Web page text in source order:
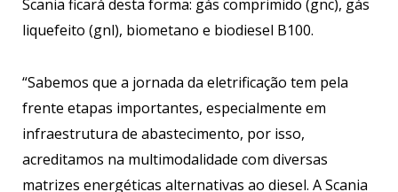
Scania ficará desta forma: gás comprimido (gnc), gás
liquefeito (gnl), biometano e biodiesel B100.
“Sabemos que a jornada da eletrificação tem pela
frente etapas importantes, especialmente em
infraestrutura de abastecimento, por isso,
acreditamos na multimodalidade com diversas
matrizes energéticas alternativas ao diesel. A Scania